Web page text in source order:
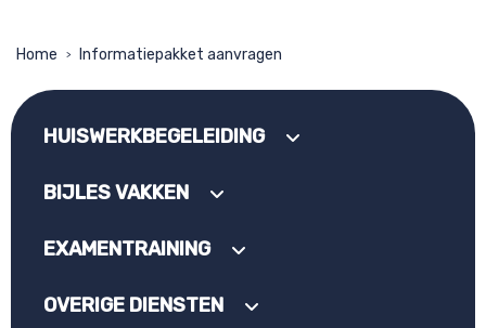
Home > Informatiepakket aanvragen
HUISWERKBEGELEIDING
BIJLES VAKKEN
EXAMENTRAINING
OVERIGE DIENSTEN